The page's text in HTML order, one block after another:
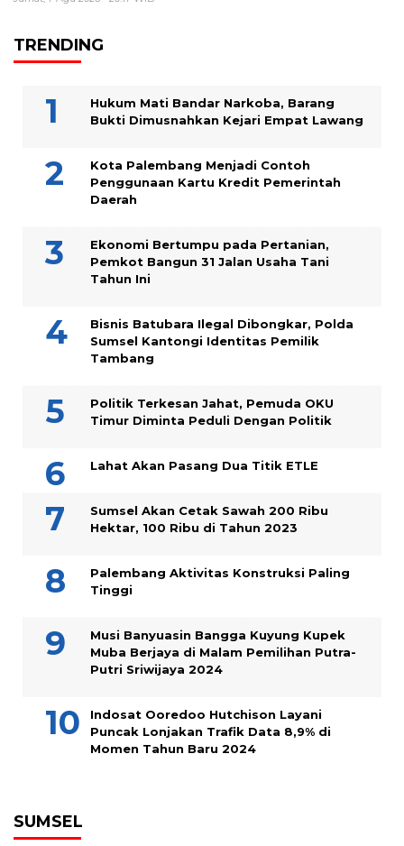
TRENDING
Hukum Mati Bandar Narkoba, Barang
Bukti Dimusnahkan Kejari Empat Lawang
Kota Palembang Menjadi Contoh
Penggunaan Kartu Kredit Pemerintah
Daerah
Ekonomi Bertumpu pada Pertanian,
Pemkot Bangun 31 Jalan Usaha Tani
Tahun Ini
Bisnis Batubara Ilegal Dibongkar, Polda
Sumsel Kantongi Identitas Pemilik
Tambang
Politik Terkesan Jahat, Pemuda OKU
Timur Diminta Peduli Dengan Politik
Lahat Akan Pasang Dua Titik ETLE
Sumsel Akan Cetak Sawah 200 Ribu
Hektar, 100 Ribu di Tahun 2023
Palembang Aktivitas Konstruksi Paling
Tinggi
Musi Banyuasin Bangga Kuyung Kupek
Muba Berjaya di Malam Pemilihan Putra-
Putri Sriwijaya 2024
Indosat Ooredoo Hutchison Layani
Puncak Lonjakan Trafik Data 8,9% di
Momen Tahun Baru 2024
SUMSEL